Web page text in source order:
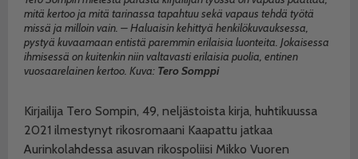
mitä kertoo ja mitä tarinassa tapahtuu sekä vapaus tehdä työtä
missä ja milloin vain. – Haluaisin kehittyä henkilökuvauksessa,
pystyä kuvaamaan entistä paremmin erilaisia luonteita. Jokaisessa
ihmisessä on kuitenkin niin valtavasti erilaisia puolia, entinen
vuosaarelainen kertoo. Kuva: Tero Somppi
Kirjailija Tero Sompin, 49, neljästoista kirja, huhtikuussa
2021 ilmestynyt rikosromaani Kaapattu jatkaa
Aurinkolahdessa asuvan rikospoliisi Mikko Vuoren